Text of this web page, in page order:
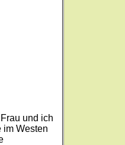
und ich
im Westen